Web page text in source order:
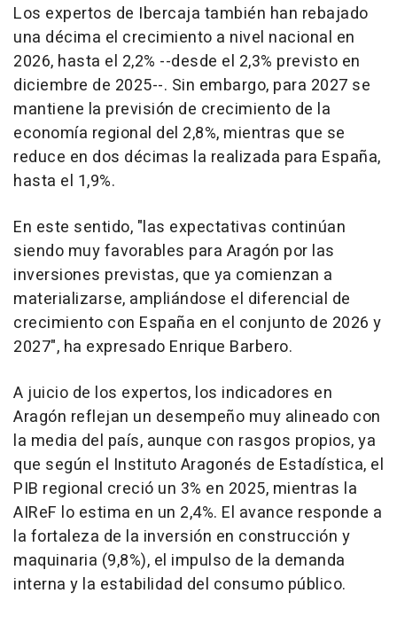
Los expertos de Ibercaja también han rebajado
una décima el crecimiento a nivel nacional en
2026, hasta el 2,2% --desde el 2,3% previsto en
diciembre de 2025--. Sin embargo, para 2027 se
mantiene la previsión de crecimiento de la
economía regional del 2,8%, mientras que se
reduce en dos décimas la realizada para España,
hasta el 1,9%.
En este sentido, "las expectativas continúan
siendo muy favorables para Aragón por las
inversiones previstas, que ya comienzan a
materializarse, ampliándose el diferencial de
crecimiento con España en el conjunto de 2026 y
2027", ha expresado Enrique Barbero.
A juicio de los expertos, los indicadores en
Aragón reflejan un desempeño muy alineado con
la media del país, aunque con rasgos propios, ya
que según el Instituto Aragonés de Estadística, el
PIB regional creció un 3% en 2025, mientras la
AIReF lo estima en un 2,4%. El avance responde a
la fortaleza de la inversión en construcción y
maquinaria (9,8%), el impulso de la demanda
interna y la estabilidad del consumo público.